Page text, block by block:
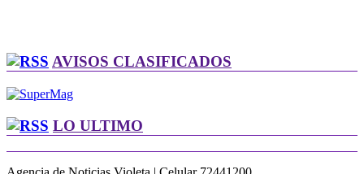
AVISOS CLASIFICADOS
LO ULTIMO